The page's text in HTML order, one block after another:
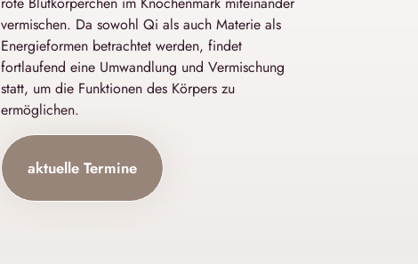
vermischen. Da sowohl Qi als auch Materie als
Energieformen betrachtet werden, findet
fortlaufend eine Umwandlung und Vermischung
statt, um die Funktionen des Körpers zu
ermöglichen.
aktuelle Termine